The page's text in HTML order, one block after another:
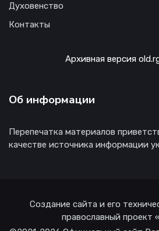
Духовенство
Контакты
Архивная версия
Об информации
Перепечатка материалов
качестве источника информации
Создание сайта и его
православный проект